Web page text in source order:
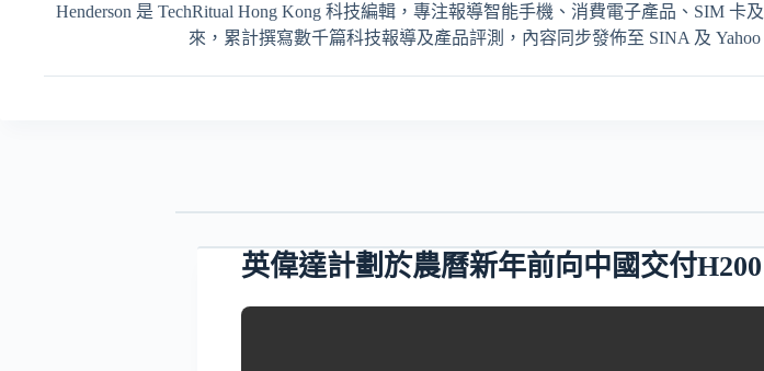
Henderson 是 TechRitual Hong Kong 科技編輯，專注報導智能手機、消費電子產品、SIM 卡
來，累計撰寫數千篇科技報導及產品評測，內容同步發佈至 SINA 及 Yahoo
英偉達計劃於農曆新年前向中國交付